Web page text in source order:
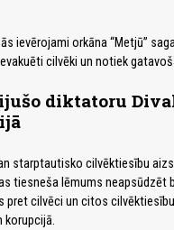
ievērojami orkāna “Metjū”
cilvēki un notiek
diktatoru
starptautisko cilvēktiesību
tiesneša lēmums neapsūdzēt
pret cilvēci un citos
korupcijā.